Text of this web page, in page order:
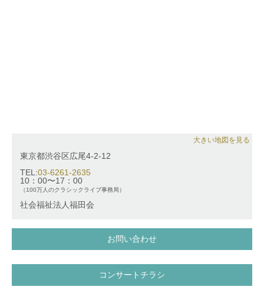
大きい地図を見る
東京都渋谷区広尾4-2-12
TEL:03-6261-2635
10：00〜17：00
（100万人のクラシックライブ事務局）
社会福祉法人福田会
お問い合わせ
コンサートチラシ